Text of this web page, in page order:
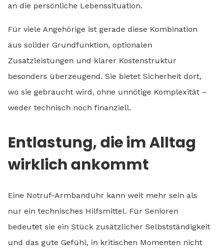
an die persönliche Lebenssituation.
Für viele Angehörige ist gerade diese Kombination
aus solider Grundfunktion, optionalen
Zusatzleistungen und klarer Kostenstruktur
besonders überzeugend. Sie bietet Sicherheit dort,
wo sie gebraucht wird, ohne unnötige Komplexität –
weder technisch noch finanziell.
Entlastung, die im Alltag
wirklich ankommt
Eine Notruf-Armbanduhr kann weit mehr sein als
nur ein technisches Hilfsmittel. Für Senioren
bedeutet sie ein Stück zusätzlicher Selbstständigkeit
und das gute Gefühl, in kritischen Momenten nicht